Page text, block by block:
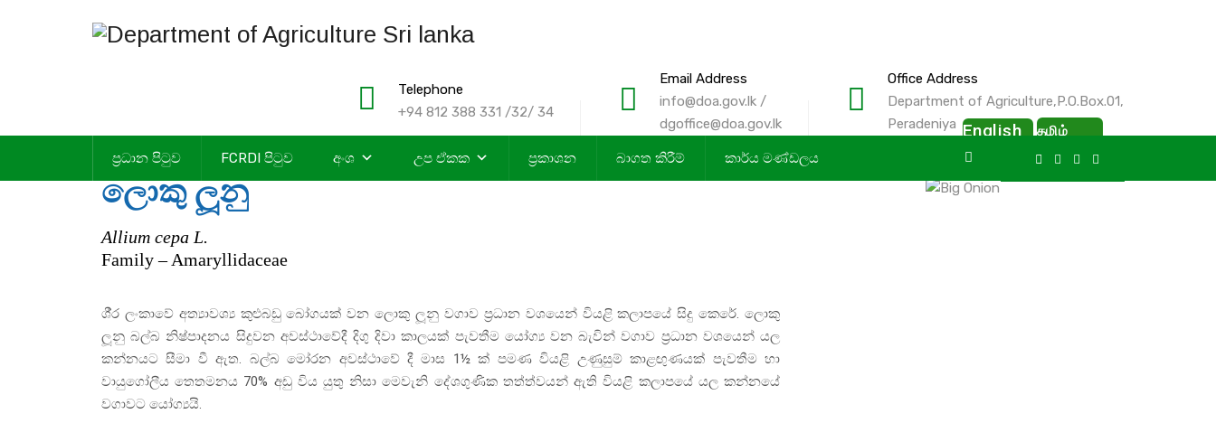
Telephone
+94 812 388 331 /32/ 34
Email Address
info@doa.gov.lk /
dgoffice@doa.gov.lk
Office Address
Department of Agriculture,P.O.Box.01,
Peradeniya
ප්‍රධාන පිටුව FCRDI පිටුව අංශ උප ඒකක ප්‍රකාශන බාගත කිරීම් කාර්ය මණ්ඩලය
English தமிழ்
ලොකු ලූනු
Allium cepa L.
Family – Amaryllidaceae
ශී‍්‍ර ලංකාවේ අත්‍යාවශ්‍ය කුළුබඩු බෝගයක් වන ලොකු ලූනු වගාව ප‍්‍රධාන වශයෙන් වියළි කලාපයේ සිදු කෙරේ. ලොකු
ලූනු බල්බ නිෂ්පාදනය සිදුවන අවස්ථාවේදී දිගු දිවා කාලයක් පැවතීම යෝග්‍ය වන බැවින් වගාව ප‍්‍රධාන වශයෙන් යල
කන්නයට සීමා වී ඇත. බල්බ මෝරන අවස්ථාවේ දී මාස 1½ ක් පමණ වියළි උණුසුම් කාළඟුණයක් පැවතීම හා
වායුගෝලීය තෙතමනය 70% අඩු විය යුතු නිසා මෙවැනි දේශගුණික තත්ත්වයන් ඇති වියළි කලාපයේ යල කන්නයේ
වගාවට යෝග්‍යයි.